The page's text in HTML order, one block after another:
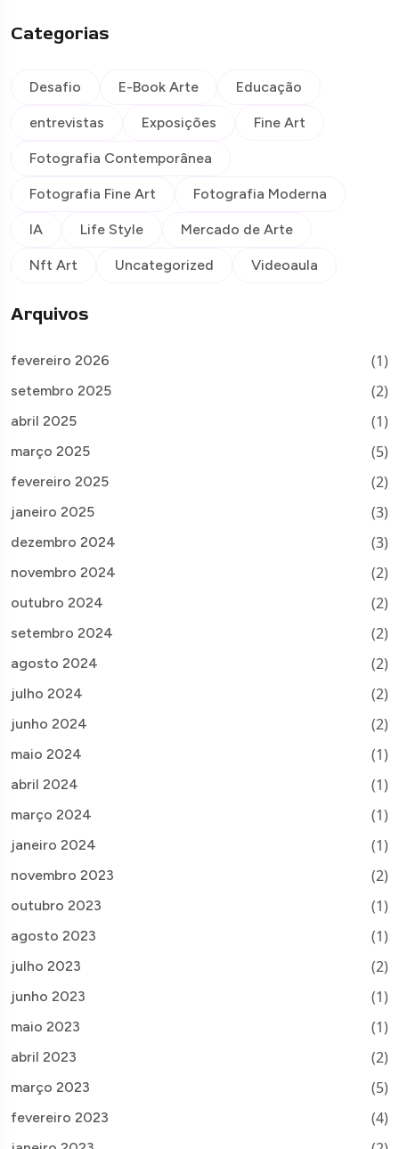
Categorias
Desafio E-Book Arte Educação
entrevistas Exposições Fine Art
Fotografia Contemporânea
Fotografia Fine Art Fotografia Moderna
IA Life Style Mercado de Arte
Nft Art Uncategorized Videoaula
Arquivos
fevereiro 2026 (1)
setembro 2025 (2)
abril 2025 (1)
março 2025 (5)
fevereiro 2025 (2)
janeiro 2025 (3)
dezembro 2024 (3)
novembro 2024 (2)
outubro 2024 (2)
setembro 2024 (2)
agosto 2024 (2)
julho 2024 (2)
junho 2024 (2)
maio 2024 (1)
abril 2024 (1)
março 2024 (1)
janeiro 2024 (1)
novembro 2023 (2)
outubro 2023 (1)
agosto 2023 (1)
julho 2023 (2)
junho 2023 (1)
maio 2023 (1)
abril 2023 (2)
março 2023 (5)
fevereiro 2023 (4)